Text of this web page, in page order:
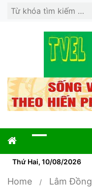
Search
Thứ Hai, 10/08/2026
Home Lâm Đồng